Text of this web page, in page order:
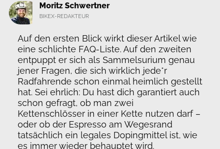
Moritz Schwertner
BIKEX-REDAKTEUR
Auf den ersten Blick wirkt dieser Artikel wie
eine schlichte FAQ-Liste. Auf den zweiten
entpuppt er sich als Sammelsurium genau
jener Fragen, die sich wirklich jede*r
Radfahrende schon einmal heimlich gestellt
hat. Sei ehrlich: Du hast dich garantiert auch
schon gefragt, ob man zwei
Kettenschlösser in einer Kette nutzen darf –
oder ob der Espresso am Wegesrand
tatsächlich ein legales Dopingmittel ist, wie
es immer wieder behauptet wird.